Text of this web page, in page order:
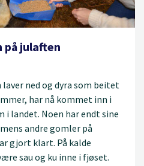
på julaften
ned og dyra som beitet
har nå kommet inn i
i landet. Noen har endt sine
andre gomler på
gjort klart. På kalde
sau og ku inne i fjøset.